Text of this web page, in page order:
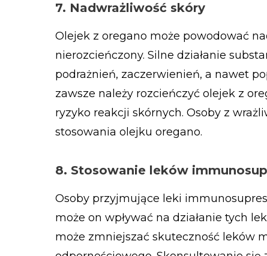
7. Nadwrażliwość skóry
Olejek z oregano może powodować
nierozcieńczony. Silne działanie
podrażnień, zaczerwienień, a nawet
zawsze należy rozcieńczyć olejek z
ryzyko reakcji skórnych. Osoby z
stosowania olejku oregano.
8. Stosowanie leków
Osoby przyjmujące leki
może on wpływać na działanie tych
może zmniejszać skuteczność leków